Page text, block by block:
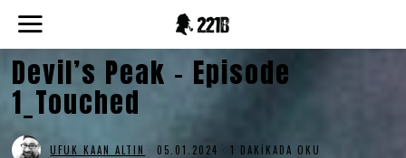
Devil’s Peak – Episode
1_Touched
UFUK KAAN ALTIN 05.01.2024 1 DAKIKADA OKU